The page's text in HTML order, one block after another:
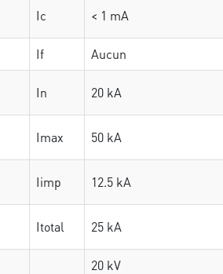
Ic < 1 mA
If
Aucun
In 20 kA
Imax 50 kA
Iimp 12.5 kA
Itotal 25 kA
20 kV